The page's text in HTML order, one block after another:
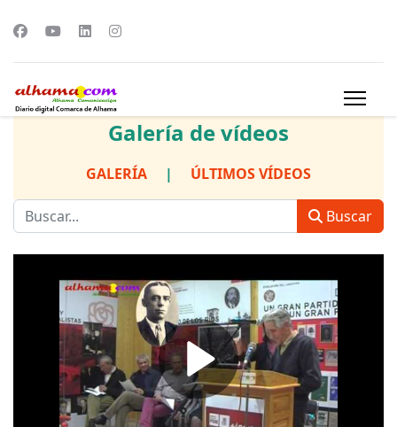
Galería de vídeos
GALERÍA | ÚLTIMOS VÍDEOS
Buscar